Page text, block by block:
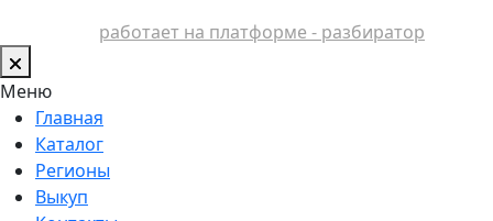
работает на платформе - разбиратор
Меню
Главная
Каталог
Регионы
Выкуп